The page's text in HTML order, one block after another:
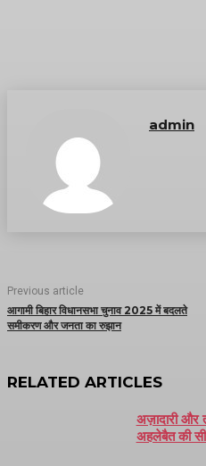
admin
Previous article
आगामी बिहार विधानसभा चुनाव 2025 में बदलते
समीकरण और जनता का रुझान
RELATED ARTICLES
अज़ादारी और
अहलेबैत की